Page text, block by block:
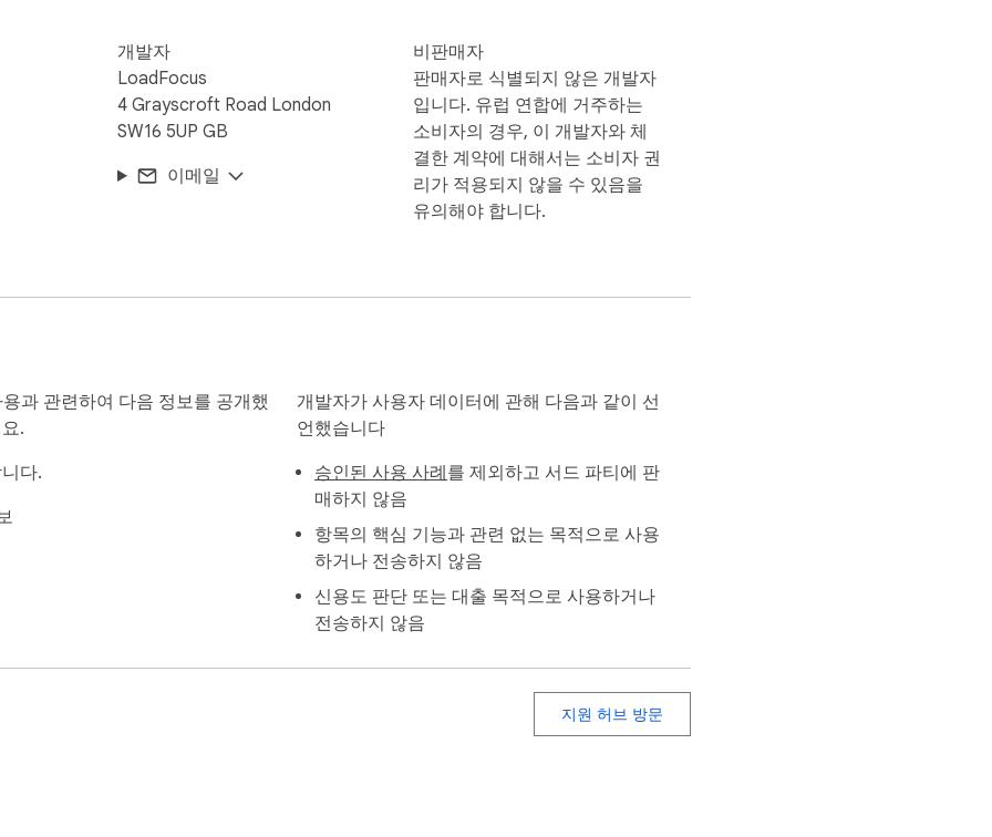
개발자
LoadFocus
4 Grayscroft Road London
SW16 5UP GB
이메일
비판매자
판매자로 식별되지 않은 개발자
입니다. 유럽 연합에 거주하는
소비자의 경우, 이 개발자와 체
결한 계약에 대해서는 소비자 권
리가 적용되지 않을 수 있음을
유의해야 합니다.
과 관련하여 다음 정보를 공개했
.
다.
개발자가 사용자 데이터에 관해 다음과 같이 선
언했습니다
승인된 사용 사례 를 제외하고 서드 파티에 판
매하지 않음
항목의 핵심 기능과 관련 없는 목적으로 사용
하거나 전송하지 않음
신용도 판단 또는 대출 목적으로 사용하거나
전송하지 않음
지원 허브 방문